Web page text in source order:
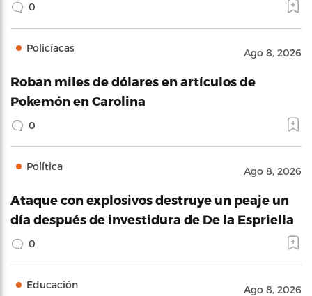
0
Policíacas Ago 8, 2026
Roban miles de dólares en artículos de
Pokemón en Carolina
0
Política Ago 8, 2026
Ataque con explosivos destruye un peaje un
día después de investidura de De la Espriella
0
Educación Ago 8, 2026